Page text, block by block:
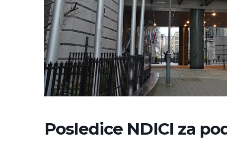
Posledice NDICI za